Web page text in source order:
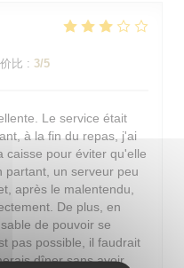
比 : 3/5
Le service était
à la fin du repas, j'ai
caisse pour éviter qu'elle
partant, un serveur peu
après le malentendu,
De plus, en
de pouvoir se
pas possible, il faudrait
dîner sans avoir